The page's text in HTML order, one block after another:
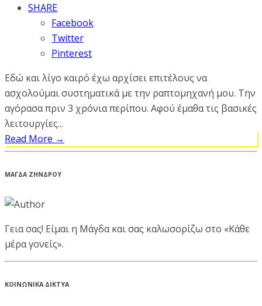
SHARE
Facebook
Twitter
Pinterest
Εδώ και λίγο καιρό έχω αρχίσει επιτέλους να
ασχολούμαι συστηματικά με την ραπτομηχανή μου. Την
αγόρασα πριν 3 χρόνια περίπου. Αφού έμαθα τις βασικές
λειτουργίες...
Read More →
ΜΑΓΔΑ ΖΗΝΔΡΟΥ
Γεια σας! Είμαι η Μάγδα και σας καλωσορίζω στο «Κάθε
μέρα γονείς».
ΚΟΙΝΩΝΙΚΑ ΔΙΚΤΥΑ